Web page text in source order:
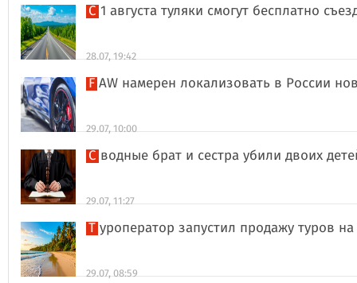
С 1 августа туляки смогут бесплатно
28.07, 19:42
FAW намерен локализовать в России
29.07, 10:00
Сводные брат и сестра убили двоих
29.07, 11:27
Туроператор запустил продажу туров
29.07, 08:59